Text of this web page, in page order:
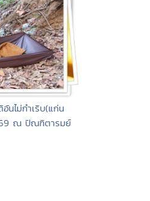
นไม่กำเริบ(แก่น
ณ ปัณฑิตารมย์